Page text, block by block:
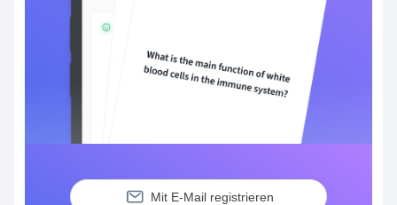
Mit E-Mail registrieren